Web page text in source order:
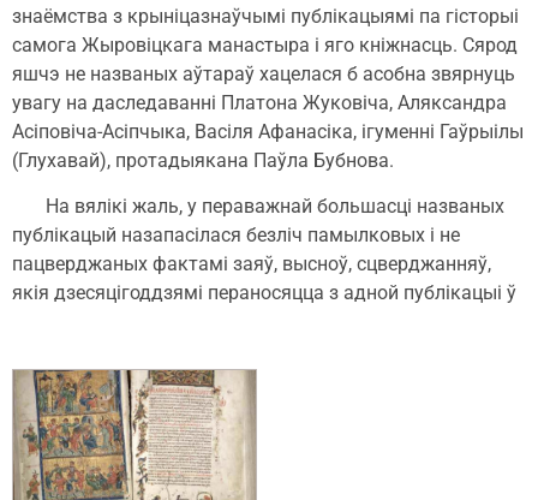
знаёмства з крыніцазнаўчымі публікацыямі па гісторыі
самога Жыровіцкага манастыра і яго кніжнасць. Сярод
яшчэ не названых аўтараў хацелася б асобна звярнуць
увагу на даследаванні Платона Жуковіча, Аляксандра
Асіповіча-Асіпчыка, Васіля Афанасіка, ігуменні Гаўрыілы
(Глухавай), протадыякана Паўла Бубнова.
На вялікі жаль, у пераважнай большасці названых
публікацый назапасілася безліч памылковых і не
пацверджаных фактамі заяў, высноў, сцверджанняў,
якія дзесяцігоддзямі пераносяцца з адной публікацыі ў